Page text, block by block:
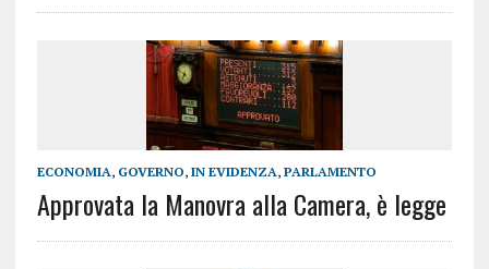
ECONOMIA, GOVERNO, IN EVIDENZA, PARLAMENTO
Approvata la Manovra alla Camera, è legge